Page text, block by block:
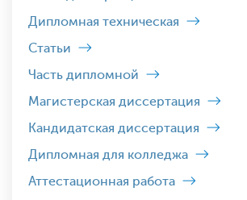
Дипломная техническая
Статьи
Часть дипломной
Магистерская диссертация
Кандидатская диссертация
Дипломная для колледжа
Аттестационная работа